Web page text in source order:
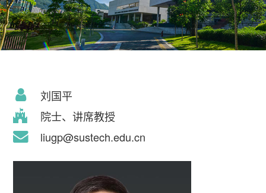
刘国平
院士、讲席教授
liugp@sustech.edu.cn